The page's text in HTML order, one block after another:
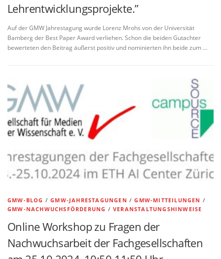
Lehrentwicklungsprojekte.”
Auf der GMW Jahrestagung wurde Lorenz Mrohs von der Universität
Bamberg der Best Paper Award verliehen. Schon die beiden Gutachter
bewerteten den Beitrag äußerst positiv und nominierten ihn beide zum …
GMW-BLOG /GMW-JAHRESTAGUNGEN /GMW-MITTEILUNGEN /
GMW-NACHWUCHSFÖRDERUNG /VERANSTALTUNGSHINWEISE
Online Workshop zu Fragen der
Nachwuchsarbeit der Fachgesellschaften